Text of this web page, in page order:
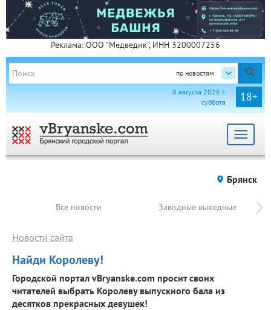
Реклама: ООО "Медведик", ИНН 3200007256
по новостям
18+
8 августа 2026 г.
суббота
Toggle
Брянск
Все новости Заводные выходные
Найди Королеву!
Новости сайта
Городской портал vBryanske.com просит своих
читателей выбрать Королеву выпускного бала из
десятков прекрасных девушек!